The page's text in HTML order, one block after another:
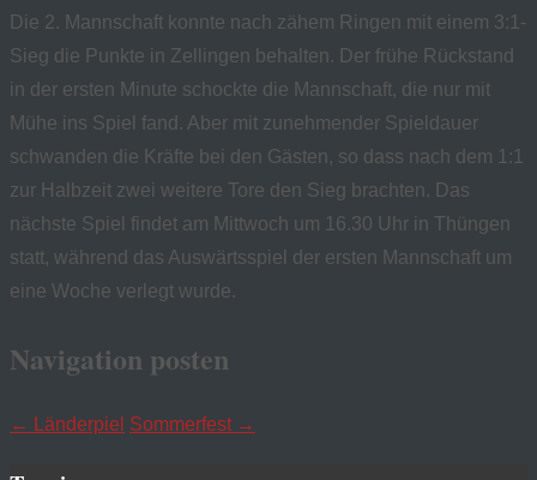
Die 2. Mannschaft konnte nach zähem Ringen mit einem 3:1-
Sieg die Punkte in Zellingen behalten. Der frühe Rückstand
in der ersten Minute schockte die Mannschaft, die nur mit
Mühe ins Spiel fand. Aber mit zunehmender Spieldauer
schwanden die Kräfte bei den Gästen, so dass nach dem 1:1
zur Halbzeit zwei weitere Tore den Sieg brachten. Das
nächste Spiel findet am Mittwoch um 16.30 Uhr in Thüngen
statt, während das Auswärtsspiel der ersten Mannschaft um
eine Woche verlegt wurde.
Navigation posten
← Länderpiel Sommerfest →